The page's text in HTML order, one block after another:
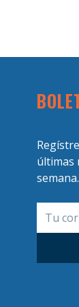
últimas
semana.